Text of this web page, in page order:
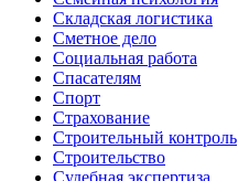
Складская логистика
Сметное дело
Социальная работа
Спасателям
Спорт
Страхование
Строительный контроль
Строительство
Судебная экспертиза